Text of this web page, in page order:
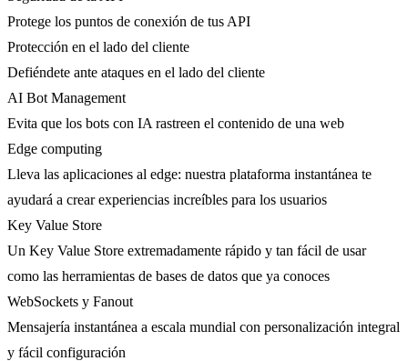
Protege los puntos de conexión de tus API
Protección en el lado del cliente
Defiéndete ante ataques en el lado del cliente
AI Bot Management
Evita que los bots con IA rastreen el contenido de una web
Edge computing
Lleva las aplicaciones al edge: nuestra plataforma instantánea te
ayudará a crear experiencias increíbles para los usuarios
Key Value Store
Un Key Value Store extremadamente rápido y tan fácil de usar
como las herramientas de bases de datos que ya conoces
WebSockets y Fanout
Mensajería instantánea a escala mundial con personalización integral
y fácil configuración